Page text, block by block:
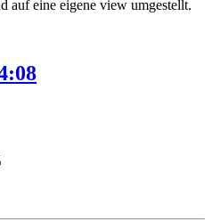
auf eine eigene view umgestellt.